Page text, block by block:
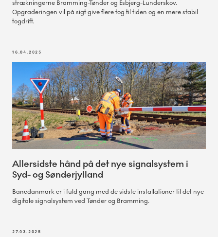
strækningerne Bramming-Tønder og Esbjerg-Lunderskov.
Opgraderingen vil på sigt give flere tog til tiden og en mere stabil
togdrift.
16.04.2025
Allersidste hånd på det nye signalsystem i
Syd- og Sønderjylland
Banedanmark er i fuld gang med de sidste installationer til det nye
digitale signalsystem ved Tønder og Bramming.
27.03.2025